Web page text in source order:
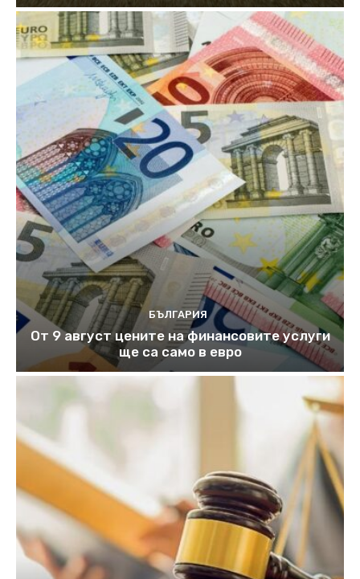
БЪЛГАРИЯ
От 9 август цените на финансовите услуги
ще са само в евро